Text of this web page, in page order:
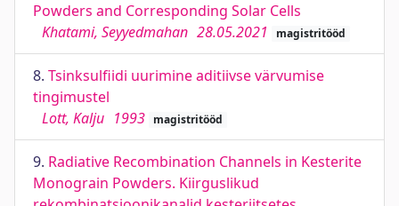
Powders and Corresponding Solar Cells
Khatami, Seyyedmahan 28.05.2021 magistritööd
8. Tsinksulfiidi uurimine aditiivse värvumise
tingimustel
Lott, Kalju 1993 magistritööd
9. Radiative Recombination Channels in Kesterite
Monograin Powders. Kiirguslikud